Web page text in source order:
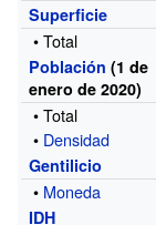
Superficie
• Total
Población (1 de
enero de 2020)
• Total
• Densidad
Gentilicio
• Moneda
IDH